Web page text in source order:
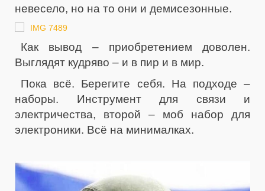
невесело, но на то они и демисезонные.
Как вывод – приобретением доволен.
Выглядят кудряво – и в пир и в мир.
Пока всё. Берегите себя. На подходе –
наборы. Инструмент для связи и
электричества, второй – моб набор для
электроники. Всё на минималках.